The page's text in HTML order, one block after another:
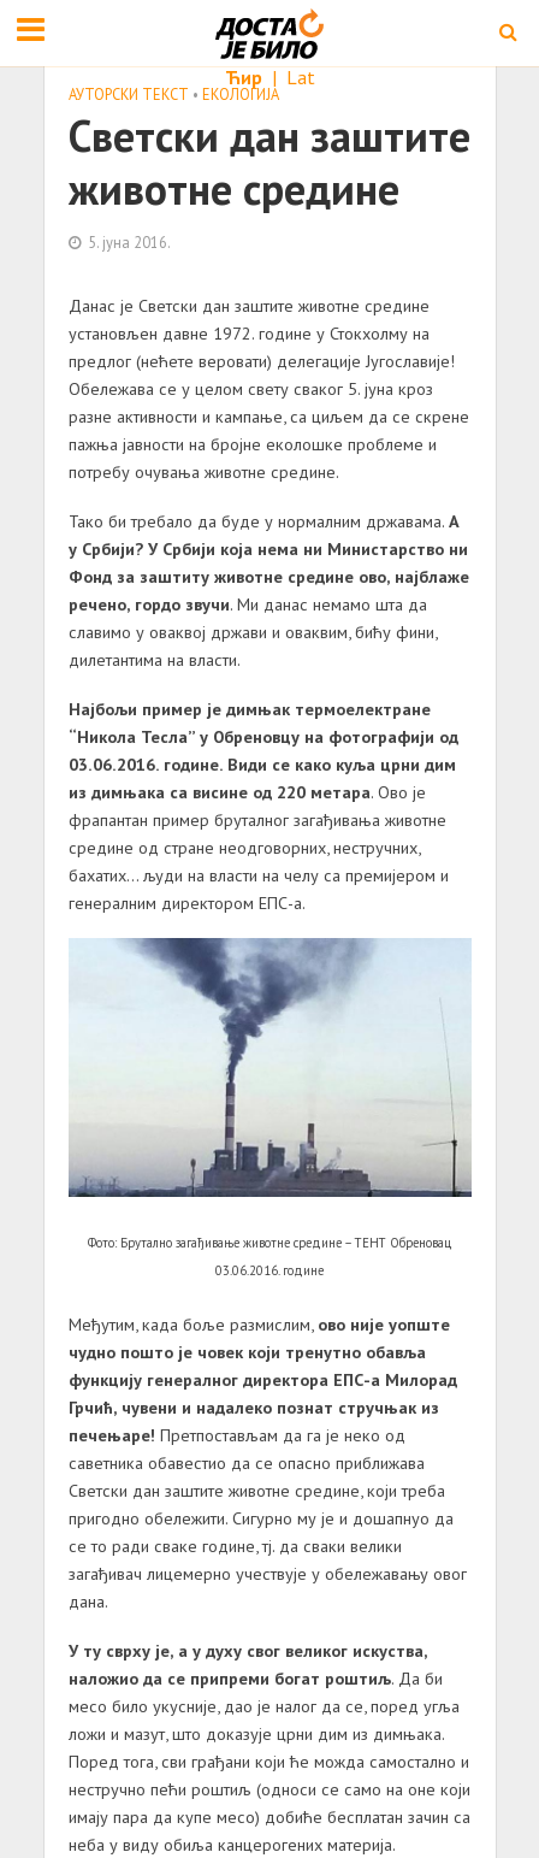
Ћир | Lat
АУТОРСКИ ТЕКСТ • ЕКОЛОГИЈА
Светски дан заштите
животне средине
5. јуна 2016.
Данас је Светски дан заштите животне средине
установљен давне 1972. године у Стокхолму на
предлог (нећете веровати) делегације Југославије!
Обележава се у целом свету сваког 5. јуна кроз
разне активности и кампање, са циљем да се скрене
пажња јавности на бројне еколошке проблеме и
потребу очувања животне средине.
Тако би требало да буде у нормалним државама. А
у Србији? У Србији која нема ни Министарство ни
Фонд за заштиту животне средине ово, најблаже
речено, гордо звучи. Ми данас немамо шта да
славимо у оваквој држави и оваквим, бићу фини,
дилетантима на власти.
Најбољи пример је димњак термоелектране
“Никола Тесла” у Обреновцу на фотографији од
03.06.2016. године. Види се како куља црни дим
из димњака са висине од 220 метара. Ово је
фрапантан пример бруталног загађивања животне
средине од стране неодговорних, нестручних,
бахатих… људи на власти на челу са премијером и
генералним директором ЕПС-а.
Фото: Брутално загађивање животне средине – ТЕНТ Обреновац
03.06.2016. године
Међутим, када боље размислим, ово није уопште
чудно пошто је човек који тренутно обавља
функцију генералног директора ЕПС-а Милорад
Грчић, чувени и надалеко познат стручњак из
печењаре! Претпостављам да га је неко од
саветника обавестио да се опасно приближава
Светски дан заштите животне средине, који треба
пригодно обележити. Сигурно му је и дошапнуo да
се то ради сваке године, тј. да сваки велики
загађивач лицемерно учествује у обележавању овог
дана.
У ту сврху је, а у духу свог великог искуства,
наложио да се припреми богат роштиљ. Да би
месо било укусније, дао је налог да се, поред угља
ложи и мазут, што доказује црни дим из димњака.
Поред тога, сви грађани који ће можда самостално и
нестручно пећи роштиљ (односи се само на оне који
имају пара да купе месо) добиће бесплатан зачин са
неба у виду обиља канцерогених материја.